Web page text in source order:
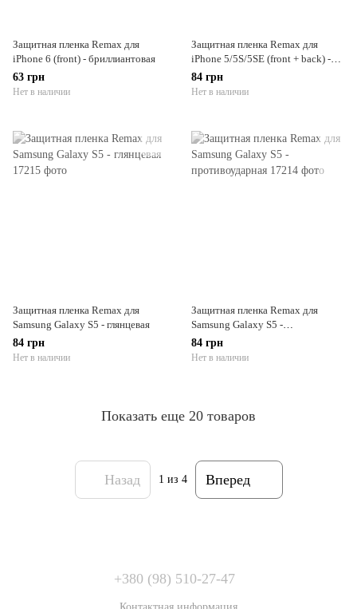
Защитная пленка Remax для
iPhone 6 (front) - бриллиантовая
63 грн
Нет в наличии
Защитная пленка Remax для
iPhone 5/5S/5SE (front + back) -
бриллиантовая
84 грн
Нет в наличии
Защитная пленка Remax для
Samsung Galaxy S5 - глянцевая
84 грн
Нет в наличии
Защитная пленка Remax для
Samsung Galaxy S5 -
противоударная
84 грн
Нет в наличии
Показать еще 20 товаров
Назад 1 из 4 Вперед
+380 (98) 510-27-47